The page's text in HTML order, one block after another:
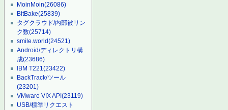
MoinMoin(26086)
BitBake(25839)
タグクラウド/内部被リン
ク数(25714)
smile.world(24521)
Android/ディレクトリ構
成(23686)
IBM T221(23422)
BackTrack/ツール
(23201)
VMware VIX API(23119)
USB/標準リクエスト